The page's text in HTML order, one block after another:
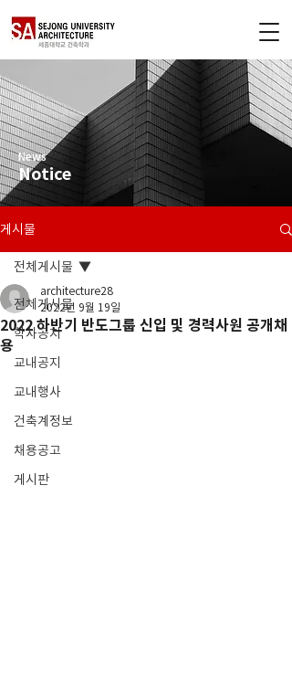
News
Notice
게시물
전체게시물
학사공지
교내공지
교내행사
건축계정보
채용공고
게시판
전체게시물
2022 하반기 반도그룹 신입 및 경력사원 공개채
용
architecture28
2022년 9월 19일